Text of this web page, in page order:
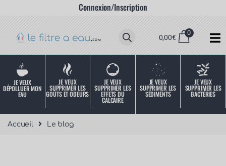
Connexion/Inscription
0,00€
0
JE VEUX
DÉPOLLUER MON
EAU
JE VEUX
SUPPRIMER LES
GOÛTS ET ODEURS
JE VEUX
SUPPRIMER LES
EFFETS DU
CALCAIRE
JE VEUX
SUPPRIMER LES
SÉDIMENTS
JE VEUX
SUPPRIMER LES
BACTÉRIES
Accueil Le blog